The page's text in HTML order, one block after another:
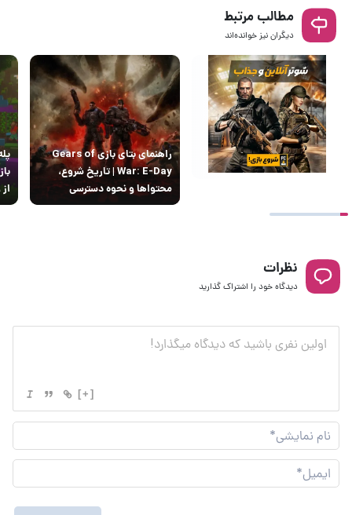
مطالب مرتبط
دیگران نیز خوانده‌اند
راهنمای بتای بازی Gears of
War: E-Day | تاریخ‌ شروع،
محتواها و نحوه دسترسی
از ۹ سال انتظار
نظرات
دیدگاه خود را اشتراک گذارید
[+]
نام